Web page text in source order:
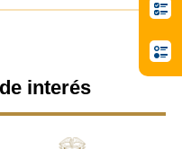
interés